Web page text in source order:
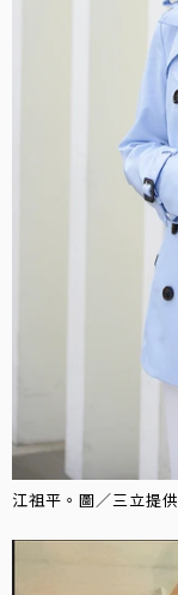
江祖平。圖／三立提供